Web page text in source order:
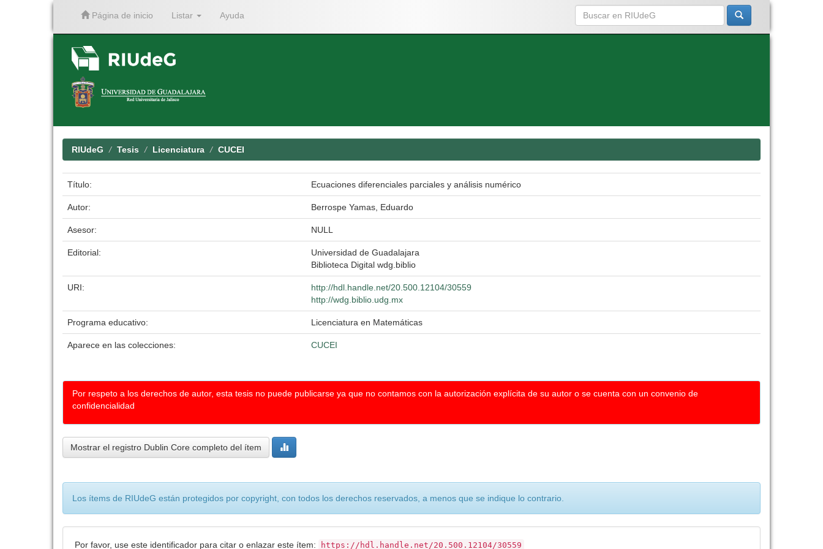
Página de inicio Listar Ayuda
RIUdeG Tesis Licenciatura CUCEI
Título: Ecuaciones diferenciales parciales y análisis numérico
Autor: Berrospe Yamas, Eduardo
Asesor: NULL
Editorial:
Universidad de Guadalajara
Biblioteca Digital wdg.biblio
URI:
http://hdl.handle.net/20.500.12104/30559
http://wdg.biblio.udg.mx
Programa educativo: Licenciatura en Matemáticas
Aparece en las colecciones: CUCEI
Por respeto a los derechos de autor, esta tesis no puede publicarse ya que no contamos con la autorización explícita de su autor o se cuenta con un convenio de
confidencialidad
Mostrar el registro Dublin Core completo del ítem
Los ítems de RIUdeG están protegidos por copyright, con todos los derechos reservados, a menos que se indique lo contrario.
Por favor, use este identificador para citar o enlazar este ítem: https://hdl.handle.net/20.500.12104/30559